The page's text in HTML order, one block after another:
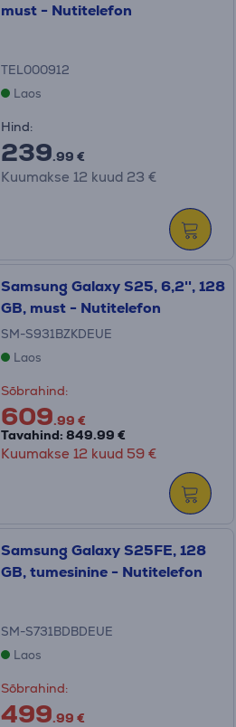
must - Nutitelefon
TEL000912
Laos
Hind:
239.99 €
Kuumakse 12 kuud 23 €
Samsung Galaxy S25, 6,2'', 128
GB, must - Nutitelefon
SM-S931BZKDEUE
Laos
Sõbrahind:
609.99 €
Tavahind: 849.99 €
Kuumakse 12 kuud 59 €
Samsung Galaxy S25FE, 128
GB, tumesinine - Nutitelefon
SM-S731BDBDEUE
Laos
Sõbrahind:
499.99 €